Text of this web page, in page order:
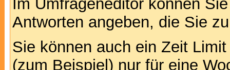
Im Umfrageneditor können
Antworten angeben, die Sie
Sie können auch ein Zeit
(zum Beispiel) nur für eine